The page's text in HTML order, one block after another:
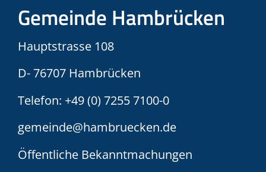
Gemeinde Hambrücken
Hauptstrasse 108
D- 76707 Hambrücken
Telefon: +49 (0) 7255 7100-0
gemeinde@hambruecken.de
Öffentliche Bekanntmachungen